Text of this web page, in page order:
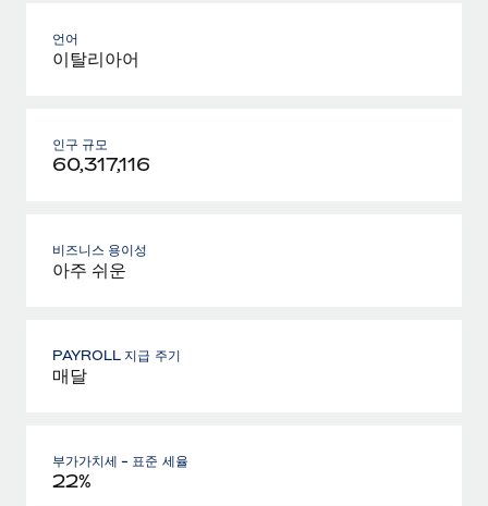
언어
이탈리아어
인구 규모
60,317,116
비즈니스 용이성
아주 쉬운
PAYROLL 지급 주기
매달
부가가치세 - 표준 세율
22%